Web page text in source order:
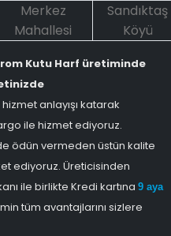
Merkez
Mahallesi
Sandıktaş
Köyü
Kutu Harf üretiminde
anlayışı katarak
ile hizmet ediyoruz.
ödün vermeden üstün kalite
ediyoruz. Üreticisinden
ile birlikte Kredi kartına 9 aya
tüm avantajlarını sizlere